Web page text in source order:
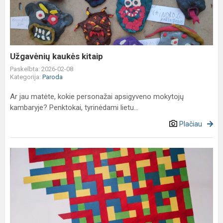
Užgavėnių kaukės kitaip
Paskelbta: 2026-02-08
Kategorija: Paroda
Ar jau matėte, kokie personažai apsigyveno mokytojų
kambaryje? Penktokai, tyrinėdami lietu...
Plačiau
Jungtinė
klasės